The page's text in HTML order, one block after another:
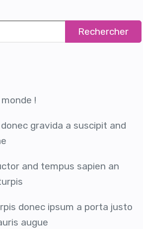
Rechercher
!
gravida a suscipit and
and tempus sapien an
donec ipsum a porta justo
augue